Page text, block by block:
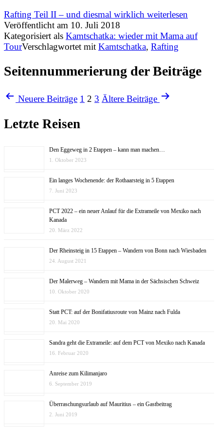
Rafting Teil II – und diesmal wirklich weiterlesen
Veröffentlicht am 10. Juli 2018
Kategorisiert als Kamtschatka: wieder mit Mama auf
TourVerschlagwortet mit Kamtschatka, Rafting
Seitennummerierung der Beiträge
Neuere Beiträge 1 2 3 Ältere Beiträge
Letzte Reisen
Den Eggeweg in 2 Etappen – kann man machen…
1. Oktober 2023
Ein langes Wochenende: der Rothaarsteig in 5 Etappen
7. Juni 2023
PCT 2022 – ein neuer Anlauf für die Extrameile von Mexiko nach
Kanada
20. März 2022
Der Rheinsteig in 15 Etappen – Wandern von Bonn nach Wiesbaden
24. August 2021
Der Malerweg – Wandern mit Mama in der Sächsischen Schweiz
10. Oktober 2020
Statt PCT: auf der Bonifatiusroute von Mainz nach Fulda
20. Mai 2020
Sandra geht die Extrameile: auf dem PCT von Mexiko nach Kanada
16. Februar 2020
Anreise zum Kilimanjaro
6. September 2019
Überraschungsurlaub auf Mauritius – ein Gastbeitrag
2. Juni 2019